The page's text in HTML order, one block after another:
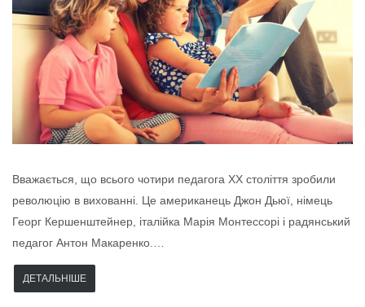
Вважається, що всього чотири педагога ХХ століття зробили
революцію в вихованні. Це американець Джон Дьюї, німець
Георг Кершенштейнер, італійка Марія Монтессорі і радянський
педагог Антон Макаренко.…
ДЕТАЛЬНІШЕ